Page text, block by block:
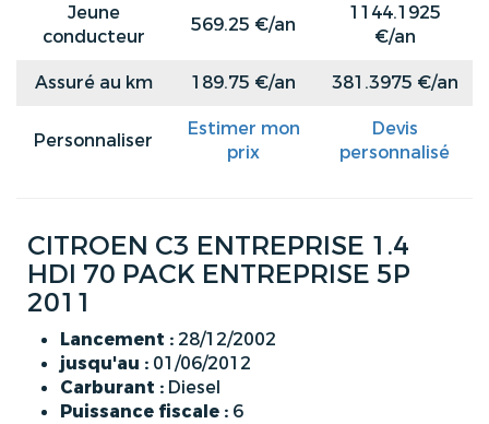
Jeune
conducteur
569.25 €/an
1144.1925
€/an
Assuré au km
189.75 €/an 381.3975 €/an
Personnaliser
Estimer mon
prix
Devis
personnalisé
CITROEN C3 ENTREPRISE 1.4
HDI 70 PACK ENTREPRISE 5P
2011
Lancement : 28/12/2002
jusqu'au : 01/06/2012
Carburant : Diesel
Puissance fiscale : 6